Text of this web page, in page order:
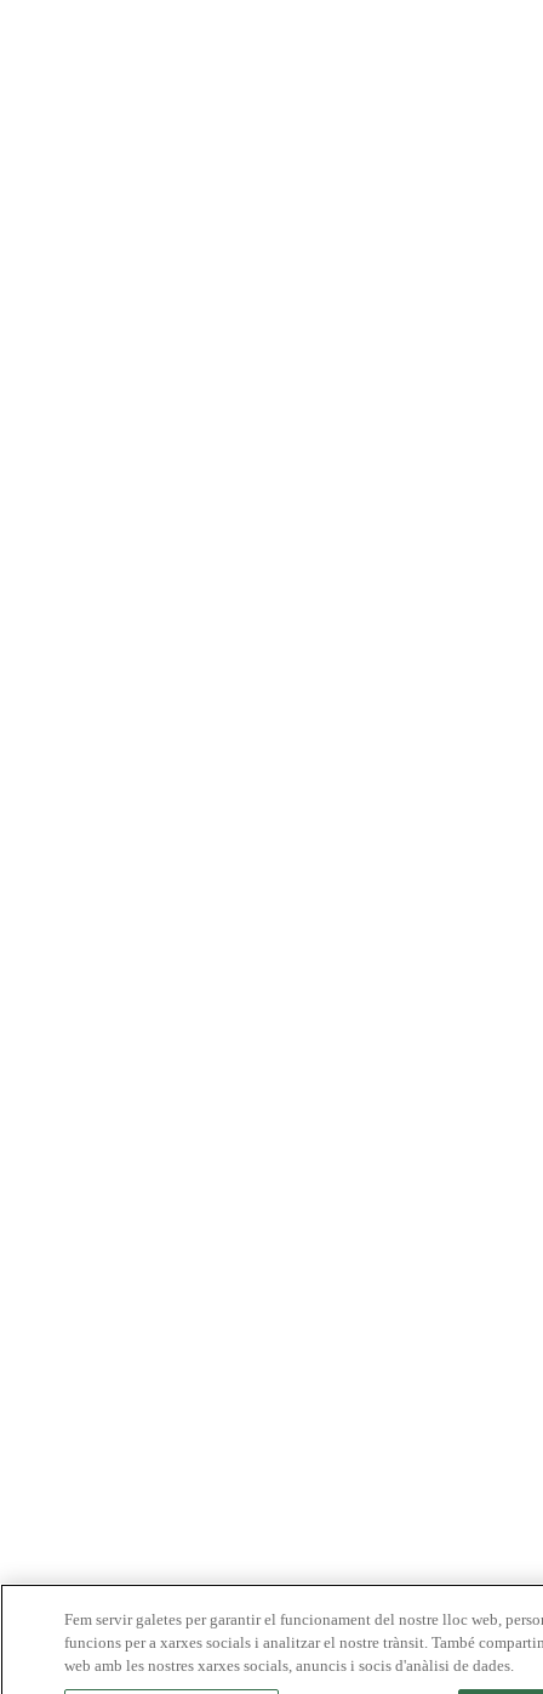
Fem servir galetes per garantir el funcionament del nostre lloc web,
funcions per a xarxes socials i analitzar el nostre trànsit. També
web amb les nostres xarxes socials, anuncis i socis d'anàlisi de dades.